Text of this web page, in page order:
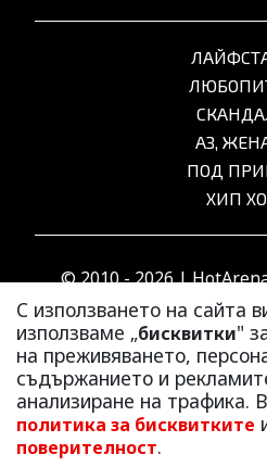
С използването на сайта
използваме „бисквитки"
на преживяването,
съдържанието и
анализиране на трафика.
политика за бисквитките
поверителност.
АЗ,
ПОД
ХИП
© 2010 - 2026 |
ОБЩИ
ПОЛИТИКА ЗА